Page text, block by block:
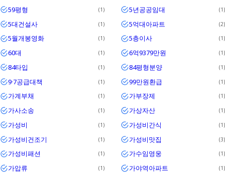
59평형 1 5년공공임대 1
5대건설사 1 5억대아파트 2
5월개봉영화 1 5층이사 1
60대 1 6억9379만원 1
84타입 1 84평형분양 1
9·7공급대책 1 99만원환급 1
가계부채 1 가부장제 1
가사소송 1 가상자산 1
가성비 1 가성비간식 1
가성비건조기 1 가성비맛집 3
가성비패션 1 가수임영웅 1
가압류 1 가야역아파트 1